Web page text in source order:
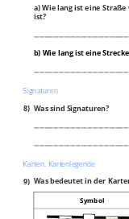
a) Wie lang ist eine
ist?
b) Wie lang ist eine
Signaturen
8) Was sind Signaturen?
Karten, Kartenlegende
9) Was bedeutet in der
Symbol